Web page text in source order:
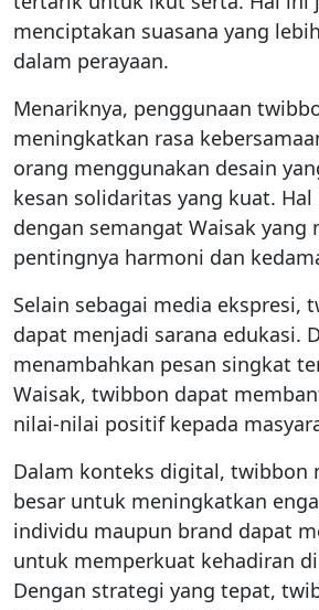
menciptakan suasana yang
dalam perayaan.
Menariknya, penggunaan
meningkatkan rasa
orang menggunakan desain
kesan solidaritas yang kuat. Hal
dengan semangat Waisak yang
pentingnya harmoni dan
Selain sebagai media ekspresi,
dapat menjadi sarana edukasi.
menambahkan pesan singkat
Waisak, twibbon dapat
nilai-nilai positif kepada
Dalam konteks digital, twibbon
besar untuk meningkatkan
individu maupun brand dapat
untuk memperkuat kehadiran
Dengan strategi yang tepat,